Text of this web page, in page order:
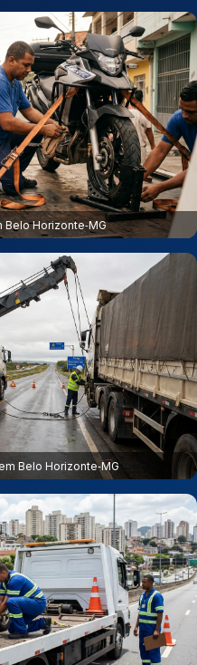
Belo Horizonte‑MG
Belo Horizonte‑MG